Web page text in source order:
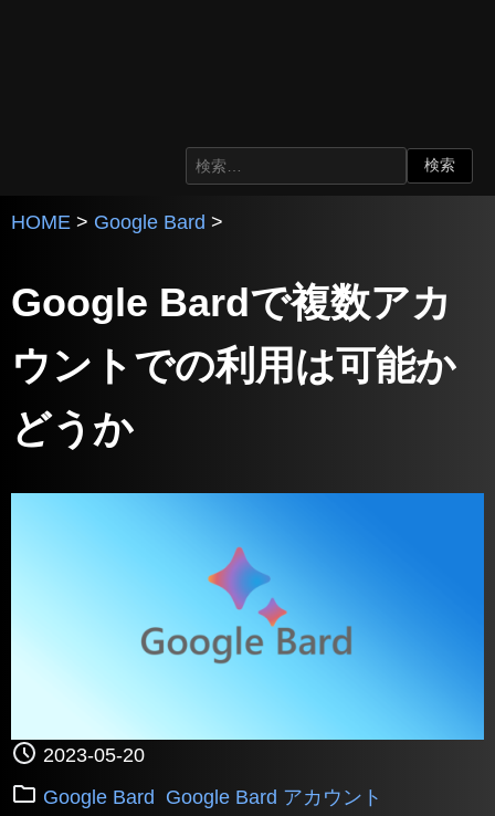
HOME > Google Bard >
Google Bardで複数アカ
ウントでの利用は可能か
どうか
2023-05-20
Google Bard Google Bard アカウント